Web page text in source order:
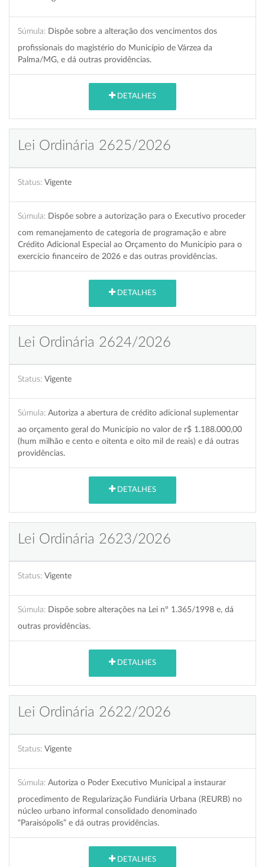
Súmula: Dispõe sobre a alteração dos vencimentos dos
profissionais do magistério do Município de Várzea da
Palma/MG, e dá outras providências.
DETALHES
Lei Ordinária 2625/2026
Status: Vigente
Súmula: Dispõe sobre a autorização para o Executivo proceder
com remanejamento de categoria de programação e abre
Crédito Adicional Especial ao Orçamento do Município para o
exercício financeiro de 2026 e das outras providências.
DETALHES
Lei Ordinária 2624/2026
Status: Vigente
Súmula: Autoriza a abertura de crédito adicional suplementar
ao orçamento geral do Município no valor de r$ 1.188.000,00
(hum milhão e cento e oitenta e oito mil de reais) e dá outras
providências.
DETALHES
Lei Ordinária 2623/2026
Status: Vigente
Súmula: Dispõe sobre alterações na Lei nº 1.365/1998 e, dá
outras providências.
DETALHES
Lei Ordinária 2622/2026
Status: Vigente
Súmula: Autoriza o Poder Executivo Municipal a instaurar
procedimento de Regularização Fundiária Urbana (REURB) no
núcleo urbano informal consolidado denominado
“Paraisópolis” e dá outras providências.
DETALHES